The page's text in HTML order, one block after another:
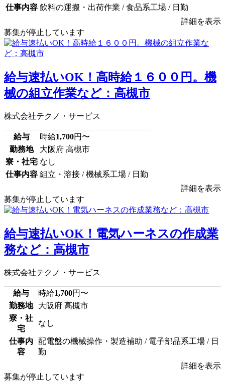
仕事内容 飲料の運搬・出荷作業 / 食品系工場 / 日勤
詳細を表示
募集が停止しています
給与速払いOK！高時給１６００円。機
械の組立作業など：高槻市
株式会社テクノ・サービス
給与 時給1,700円〜
勤務地
大阪府 高槻市
寮・社宅 なし
仕事内容 組立・溶接 / 機械系工場 / 日勤
詳細を表示
募集が停止しています
給与速払いOK！電気ハーネスの作成業
務など：高槻市
株式会社テクノ・サービス
給与 時給1,700円〜
勤務地
大阪府 高槻市
寮・社
宅
なし
仕事内
容
配電盤の機械操作・製造補助 / 電子部品系工場 / 日
勤
詳細を表示
募集が停止しています